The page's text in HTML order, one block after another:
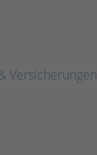
Versicherungen